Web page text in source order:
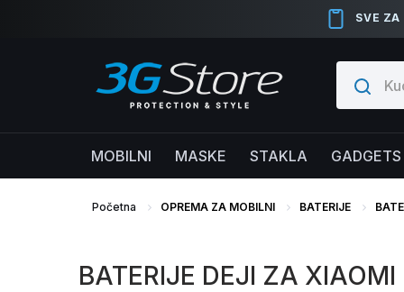
SVE
MOBILNI MASKE STAKLA GADGETS
Početna OPREMA ZA MOBILNI BATERIJE
BATERIJE DEJI ZA XIAOMI